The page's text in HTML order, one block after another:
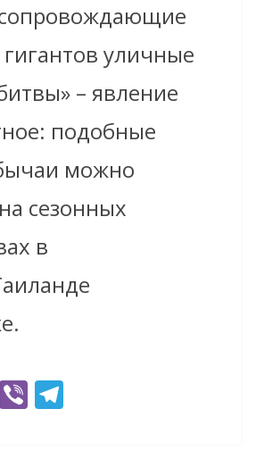
уличные
– явление
подобные
можно
сезонных
в
.
C Vi